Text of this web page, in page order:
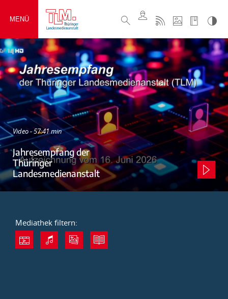
MENÜ
Video - 57:41 min
Jahresempfang der
Thüringer
Landesmedienanstalt
Mediathek filtern: